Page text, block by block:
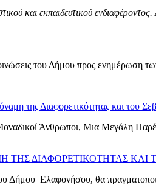
και εκπαιδευτικού
του Δήμου προς ενημέρωση
της Διαφορετικότητας και του
Άνθρωποι, Μια Μεγάλη
ΔΙΑΦΟΡΕΤΙΚΟΤΗΤΑΣ ΚΑΙ
Ελαφονήσου, θα